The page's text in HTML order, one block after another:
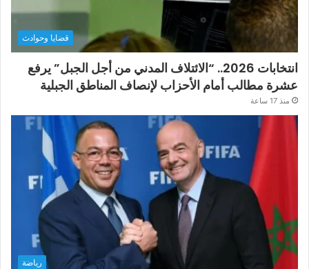
قضايا وحوادث
انتخابات 2026.. “الائتلاف المدني من أجل الجبل” يرفع
عشرة مطالب أمام الأحزاب لإنصاف المناطق الجبلية
منذ 17 ساعة
رياضة